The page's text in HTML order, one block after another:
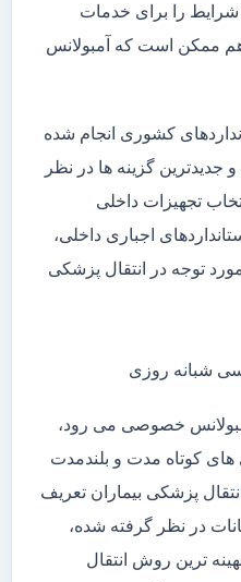
شرایط را برای خدمات
هم ممکن است که آمبولانس
کشوری انجام شده
جدیدترین گزینه ها در نظر
تجهیزات داخلی
اجباری داخلی،
توجه در انتقال پزشکی
شبانه روزی
خصوصی می رود،
های کوتاه مدت و بلندمدت
پزشکی بیماران تعریف
در نظر گرفته شده،
ترین روش انتقال